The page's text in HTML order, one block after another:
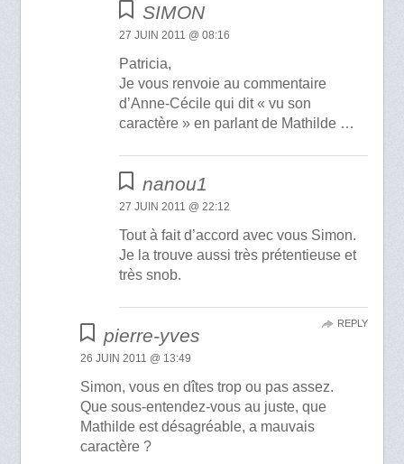
SIMON
27 JUIN 2011 @ 08:16
Patricia,
Je vous renvoie au commentaire
d’Anne-Cécile qui dit « vu son
caractère » en parlant de Mathilde …
nanou1
27 JUIN 2011 @ 22:12
Tout à fait d’accord avec vous Simon.
Je la trouve aussi très prétentieuse et
très snob.
pierre-yves
26 JUIN 2011 @ 13:49
Simon, vous en dîtes trop ou pas assez.
Que sous-entendez-vous au juste, que
Mathilde est désagréable, a mauvais
caractère ?
REPLY